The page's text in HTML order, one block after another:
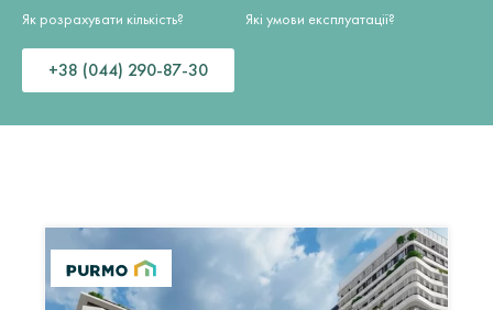
Як розрахувати кількість?
Які умови експлуатації?
+38 (044) 290-87-30